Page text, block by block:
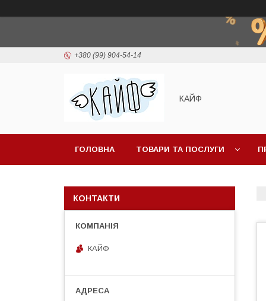
+380 (99) 904-54-14
КАЙФ
ГОЛОВНА ТОВАРИ ТА ПОСЛУГИ
КОНТАКТИ
КАЙФ